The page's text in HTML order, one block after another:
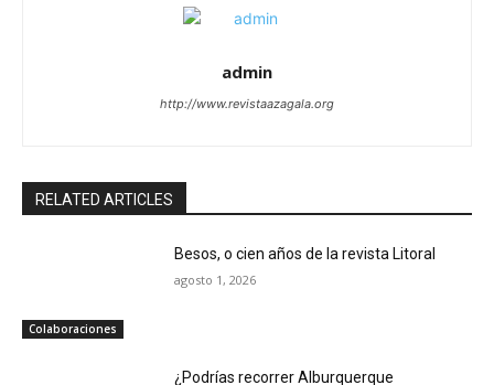
admin
http://www.revistaazagala.org
RELATED ARTICLES
Colaboraciones
Besos, o cien años de la revista Litoral
agosto 1, 2026
¿Podrías recorrer Alburquerque